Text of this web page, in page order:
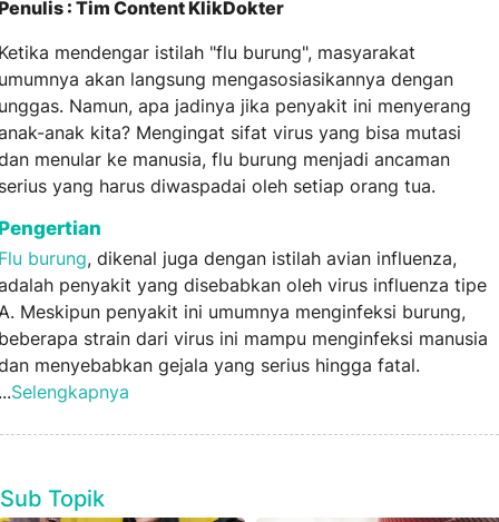
: Tim Content KlikDokter
mendengar istilah "flu burung", masyarakat
akan langsung mengasosiasikannya dengan
Namun, apa jadinya jika penyakit ini menyerang
anak kita? Mengingat sifat virus yang bisa mutasi
menular ke manusia, flu burung menjadi ancaman
yang harus diwaspadai oleh setiap orang tua.
burung, dikenal juga dengan istilah avian influenza,
penyakit yang disebabkan oleh virus influenza tipe
Meskipun penyakit ini umumnya menginfeksi burung,
strain dari virus ini mampu menginfeksi manusia
menyebabkan gejala yang serius hingga fatal.
Selengkapnya
Sub Topik